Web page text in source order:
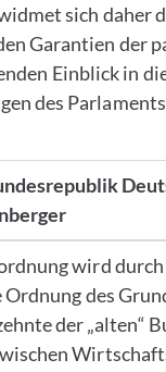
sich daher
Garantien der
Einblick in
des
wird
des
der „alten“